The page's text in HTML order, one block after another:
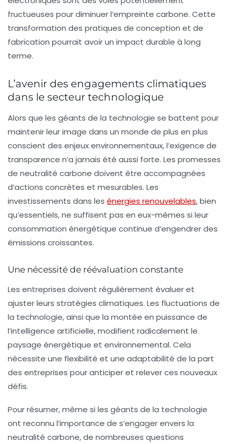
fructueuses pour diminuer l’empreinte carbone. Cette
transformation des pratiques de conception et de
fabrication pourrait avoir un impact durable à long
terme.
L’avenir des engagements climatiques
dans le secteur technologique
Alors que les géants de la technologie se battent pour
maintenir leur image dans un monde de plus en plus
conscient des enjeux environnementaux, l’exigence de
transparence n’a jamais été aussi forte. Les promesses
de neutralité carbone doivent être accompagnées
d’actions concrètes et mesurables. Les
investissements dans les énergies renouvelables, bien
qu’essentiels, ne suffisent pas en eux-mêmes si leur
consommation énergétique continue d’engendrer des
émissions croissantes.
Une nécessité de réévaluation constante
Les entreprises doivent régulièrement évaluer et
ajuster leurs stratégies climatiques. Les fluctuations de
la technologie, ainsi que la montée en puissance de
l’intelligence artificielle, modifient radicalement le
paysage énergétique et environnemental. Cela
nécessite une flexibilité et une adaptabilité de la part
des entreprises pour anticiper et relever ces nouveaux
défis.
Pour résumer, même si les géants de la technologie
ont reconnu l’importance de s’engager envers la
neutralité carbone, de nombreuses questions